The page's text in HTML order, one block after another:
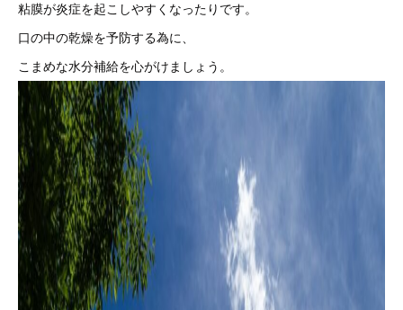
粘膜が炎症を起こしやすくなったりです。
口の中の乾燥を予防する為に、
こまめな水分補給を心がけましょう。